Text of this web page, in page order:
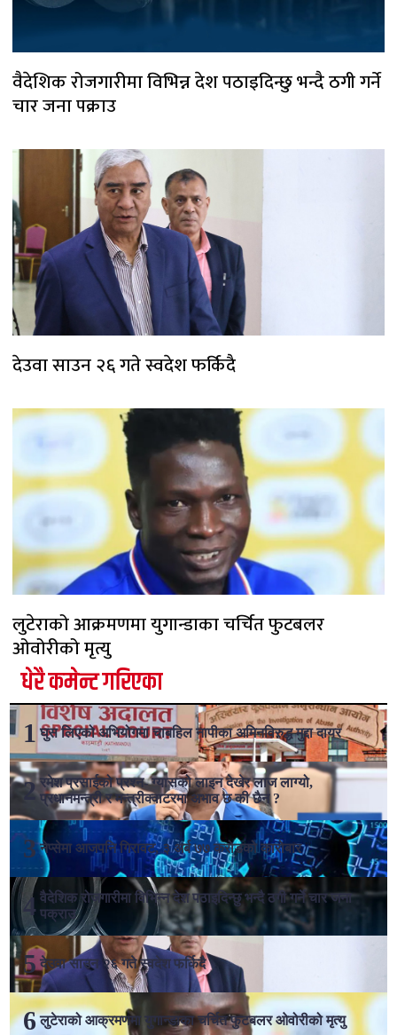
वैदेशिक रोजगारीमा विभिन्न देश पठाइदिन्छु भन्दै ठगी गर्ने
चार जना पक्राउ
देउवा साउन २६ गते स्वदेश फर्किदै
लुटेराको आक्रमणमा युगान्डाका चर्चित फुटबलर
ओवोरीको मृत्यु
धेरै कमेन्ट गरिएका
घुस लिएको अभियोगमा चाबहिल नापीका अमिनविरुद्ध मुद्दा दायर
रमेश प्रसाईको प्रश्न- ग्यासको लाइन देखेर लाज लाग्यो,
प्रधानमन्त्री र मन्त्रीक्वाटरमा अभाव छ की छैन ?
नेप्सेमा आजपनि गिरावट, ३ अर्ब ७७ करोडको कारोबार
वैदेशिक रोजगारीमा विभिन्न देश पठाइदिन्छु भन्दै ठगी गर्ने चार जना
पक्राउ
देउवा साउन २६ गते स्वदेश फर्किदै
लुटेराको आक्रमणमा युगान्डाका चर्चित फुटबलर ओवोरीको मृत्यु